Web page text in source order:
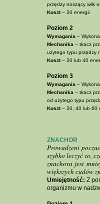
przędzy noszący wilk
Koszt– 20 energii
Poziom 2
Wymagania–
Mechanika– tkacz
użytego typu przędzy
Koszt– 20 lub 40
Poziom 3
Wymagania–
Mechanika– tkacz
od użytego typu
Koszt– 20, 40 lub 60
ZNACHOR
Prowadzeni
szybko leczyć to,
znachora jest
większych cudów
Umiejętność: Z
organizmu w